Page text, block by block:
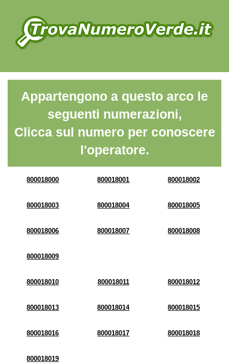
Appartengono a questo arco le
seguenti numerazioni,
Clicca sul numero per conoscere
l'operatore.
800018000 800018001 800018002
800018003 800018004 800018005
800018006 800018007 800018008
800018009
800018010 800018011 800018012
800018013 800018014 800018015
800018016 800018017 800018018
800018019